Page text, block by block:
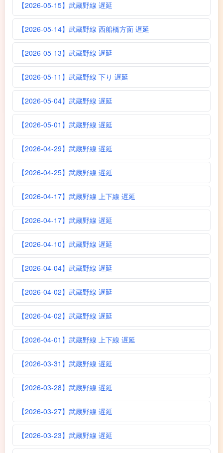
【2026-05-15】武蔵野線 遅延
【2026-05-14】武蔵野線 西船橋方面 遅延
【2026-05-13】武蔵野線 遅延
【2026-05-11】武蔵野線 下り 遅延
【2026-05-04】武蔵野線 遅延
【2026-05-01】武蔵野線 遅延
【2026-04-29】武蔵野線 遅延
【2026-04-25】武蔵野線 遅延
【2026-04-17】武蔵野線 上下線 遅延
【2026-04-17】武蔵野線 遅延
【2026-04-10】武蔵野線 遅延
【2026-04-04】武蔵野線 遅延
【2026-04-02】武蔵野線 遅延
【2026-04-02】武蔵野線 遅延
【2026-04-01】武蔵野線 上下線 遅延
【2026-03-31】武蔵野線 遅延
【2026-03-28】武蔵野線 遅延
【2026-03-27】武蔵野線 遅延
【2026-03-23】武蔵野線 遅延